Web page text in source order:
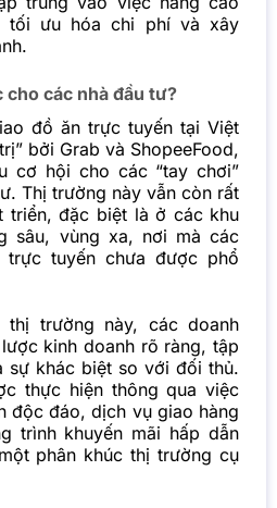
tối ưu hóa chi phí và xây
các nhà đầu tư?
đồ ăn trực tuyến tại Việt
bởi Grab và ShopeeFood,
cơ hội cho các “tay chơi”
Thị trường này vẫn còn rất
triển, đặc biệt là ở các khu
sâu, vùng xa, nơi mà các
tuyến chưa được phổ
trường này, các doanh
kinh doanh rõ ràng, tập
sự khác biệt so với đối thủ.
thực hiện thông qua việc
độc đáo, dịch vụ giao hàng
trình khuyến mãi hấp dẫn
phân khúc thị trường cụ